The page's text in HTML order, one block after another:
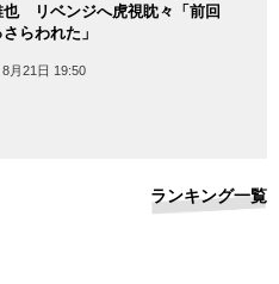
也 リベンジへ虎視眈々「前回
らわれた」
月21日 19:50
ランキング一覧